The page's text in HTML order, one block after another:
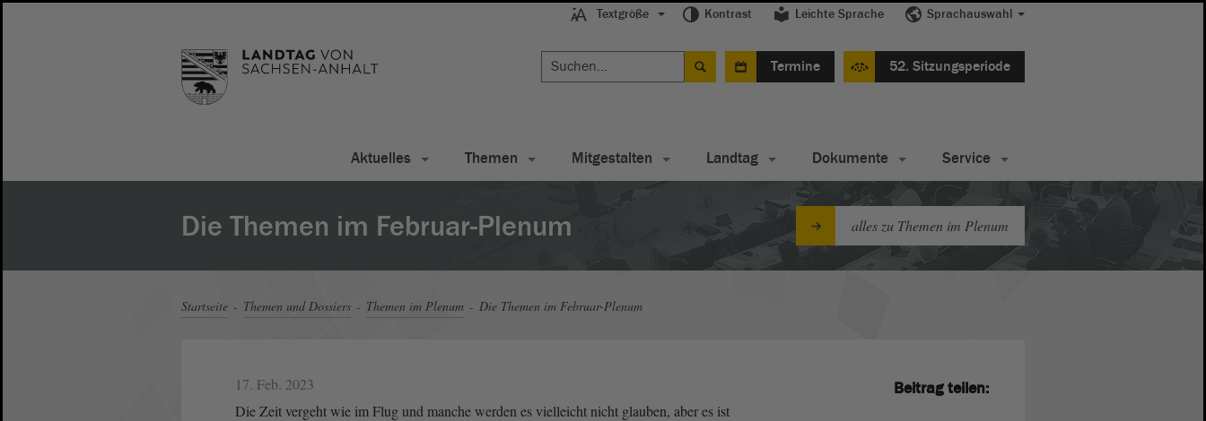
Textgröße Kontrast Leichte Sprache Sprachauswahl
Termine 52. Sitzungsperiode
Aktuelles Themen Mitgestalten Landtag Dokumente Service
Die Themen im Februar-Plenum alles zu Themen im Plenum
Startseite Themen und Dossiers Themen im Plenum Die Themen im Februar-Plenum
17. Feb. 2023
Die Zeit vergeht wie im Flug und manche werden es vielleicht nicht glauben, aber es ist
Beitrag teilen: